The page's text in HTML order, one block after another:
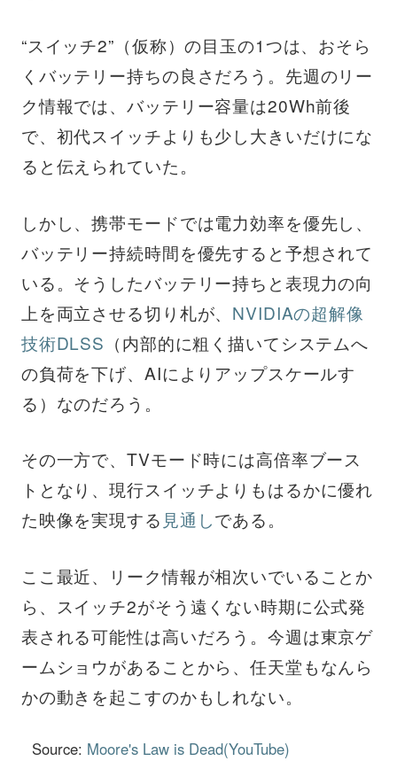
“スイッチ2”（仮称）の目玉の1つは、おそら
くバッテリー持ちの良さだろう。先週のリー
ク情報では、バッテリー容量は20Wh前後
で、初代スイッチよりも少し大きいだけにな
ると伝えられていた。
しかし、携帯モードでは電力効率を優先し、
バッテリー持続時間を優先すると予想されて
いる。そうしたバッテリー持ちと表現力の向
上を両立させる切り札が、 NVIDIAの超解像
技術DLSS （内部的に粗く描いてシステムへ
の負荷を下げ、AIによりアップスケールす
る）なのだろう。
その一方で、TVモード時には高倍率ブース
トとなり、現行スイッチよりもはるかに優れ
た映像を実現する 見通しである。
ここ最近、リーク情報が相次いでいることか
ら、スイッチ2がそう遠くない時期に公式発
表される可能性は高いだろう。今週は東京ゲ
ームショウがあることから、任天堂もなんら
かの動きを起こすのかもしれない。
Source: Moore's Law is Dead(YouTube)